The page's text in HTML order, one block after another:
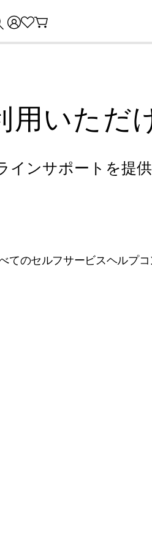
用いただ
ンサポートを提供
てのセルフサービスヘルプ